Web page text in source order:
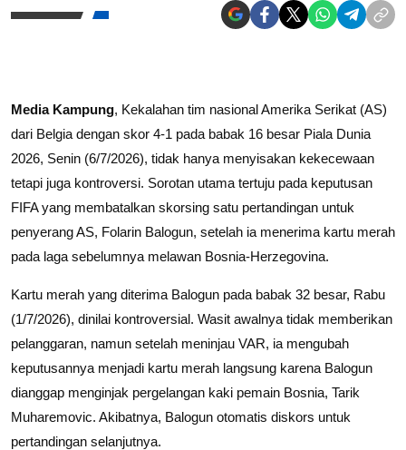
Media Kampung, Kekalahan tim nasional Amerika Serikat (AS)
dari Belgia dengan skor 4-1 pada babak 16 besar Piala Dunia
2026, Senin (6/7/2026), tidak hanya menyisakan kekecewaan
tetapi juga kontroversi. Sorotan utama tertuju pada keputusan
FIFA yang membatalkan skorsing satu pertandingan untuk
penyerang AS, Folarin Balogun, setelah ia menerima kartu merah
pada laga sebelumnya melawan Bosnia-Herzegovina.
Kartu merah yang diterima Balogun pada babak 32 besar, Rabu
(1/7/2026), dinilai kontroversial. Wasit awalnya tidak memberikan
pelanggaran, namun setelah meninjau VAR, ia mengubah
keputusannya menjadi kartu merah langsung karena Balogun
dianggap menginjak pergelangan kaki pemain Bosnia, Tarik
Muharemovic. Akibatnya, Balogun otomatis diskors untuk
pertandingan selanjutnya.